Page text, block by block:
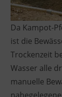
Da Kampot-
ist die
Trockenzeit
Wasser alle
manuelle